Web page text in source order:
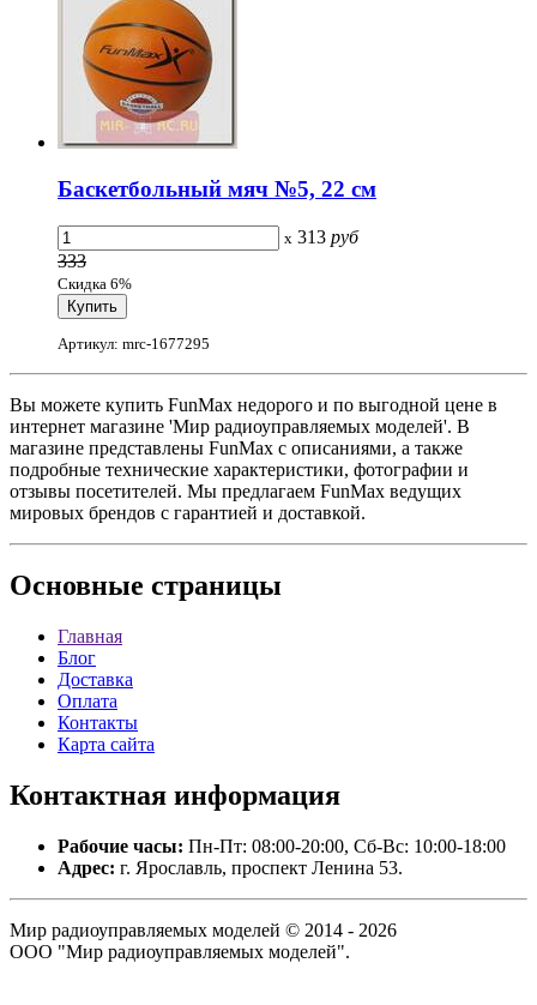
Баскетбольный мяч №5, 22 см
x 313 руб
333
Скидка 6%
Артикул: mrc-1677295
Вы можете купить FunMax недорого и по выгодной цене в
интернет магазине 'Мир радиоуправляемых моделей'. В
магазине представлены FunMax с описаниями, а также
подробные технические характеристики, фотографии и
отзывы посетителей. Мы предлагаем FunMax ведущих
мировых брендов с гарантией и доставкой.
Основные страницы
Главная
Блог
Доставка
Оплата
Контакты
Карта сайта
Контактная информация
Рабочие часы: Пн-Пт: 08:00-20:00, Сб-Вс: 10:00-18:00
Адрес: г. Ярославль, проспект Ленина 53.
Мир радиоуправляемых моделей © 2014 - 2026
ООО "Мир радиоуправляемых моделей".